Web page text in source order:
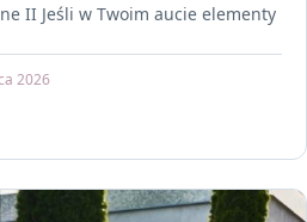
II Jeśli w Twoim aucie elementy
2026